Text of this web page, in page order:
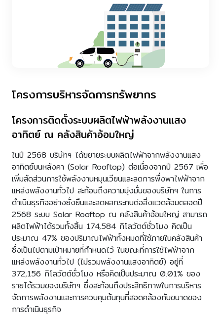
โครงการบริหารจัดการทรัพยากร
โครงการติดตั้งระบบผลิตไฟฟ้าพลังงานแสง
อาทิตย์ ณ คลังสินค้าอ้อมใหญ่
ในปี 2568 บริษัทฯ ได้ขยายระบบผลิตไฟฟ้าจากพลังงานแสง
อาทิตย์บนหลังคา (Solar Rooftop) ต่อเนื่องจากปี 2567 เพื่อ
เพิ่มสัดส่วนการใช้พลังงานหมุนเวียนและลดการพึ่งพาไฟฟ้าจาก
แหล่งพลังงานทั่วไป สะท้อนถึงความมุ่งมั่นของบริษัทฯ ในการ
ดำเนินธุรกิจอย่างยั่งยืนและลดผลกระทบต่อสิ่งแวดล้อมตลอดปี
2568 ระบบ Solar Rooftop ณ คลังสินค้าอ้อมใหญ่ สามารถ
ผลิตไฟฟ้าได้รวมทั้งสิ้น 174,584 กิโลวัตต์ชั่วโมง คิดเป็น
ประมาณ 47% ของปริมาณไฟฟ้าทั้งหมดที่ใช้ภายในคลังสินค้า
ซึ่งเป็นไปตามเป้าหมายที่กำหนดไว้ ในขณะที่การใช้ไฟฟ้าจาก
แหล่งพลังงานทั่วไป (ไม่รวมพลังงานแสงอาทิตย์) อยู่ที่
372,156 กิโลวัตต์ชั่วโมง หรือคิดเป็นประมาณ 0.01% ของ
รายได้รวมของบริษัทฯ ซึ่งสะท้อนถึงประสิทธิภาพในการบริหาร
จัดการพลังงานและการควบคุมต้นทุนที่สอดคล้องกับขนาดของ
การดำเนินธุรกิจ